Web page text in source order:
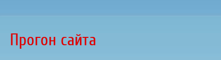
Прогон сайта